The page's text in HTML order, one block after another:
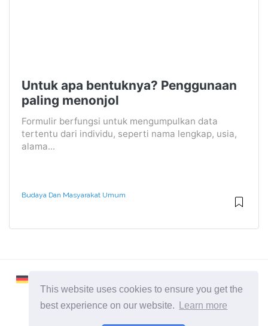
This website uses cookies to ensure you get the
best experience on our website.
Learn more
Untuk apa bentuknya? Penggunaan
paling menonjol
Formulir berfungsi untuk mengumpulkan data
tertentu dari individu, seperti nama lengkap, usia,
alama...
Budaya Dan Masyarakat Umum